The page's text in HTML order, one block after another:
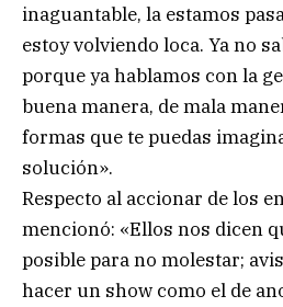
inaguantable, la estamos
estoy volviendo loca. Ya no
porque ya hablamos con la
buena manera, de mala
formas que te puedas
solución».
Respecto al accionar de los
mencionó: «Ellos nos dicen
posible para no molestar;
hacer un show como el de